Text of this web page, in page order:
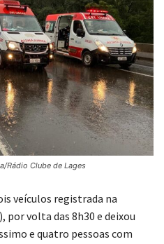
Rádio Clube de Lages
veículos registrada na
por volta das 8h30 e deixou
e quatro pessoas com